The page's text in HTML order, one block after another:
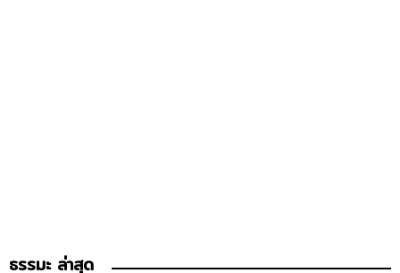
ธรรมะ ล่าสุด